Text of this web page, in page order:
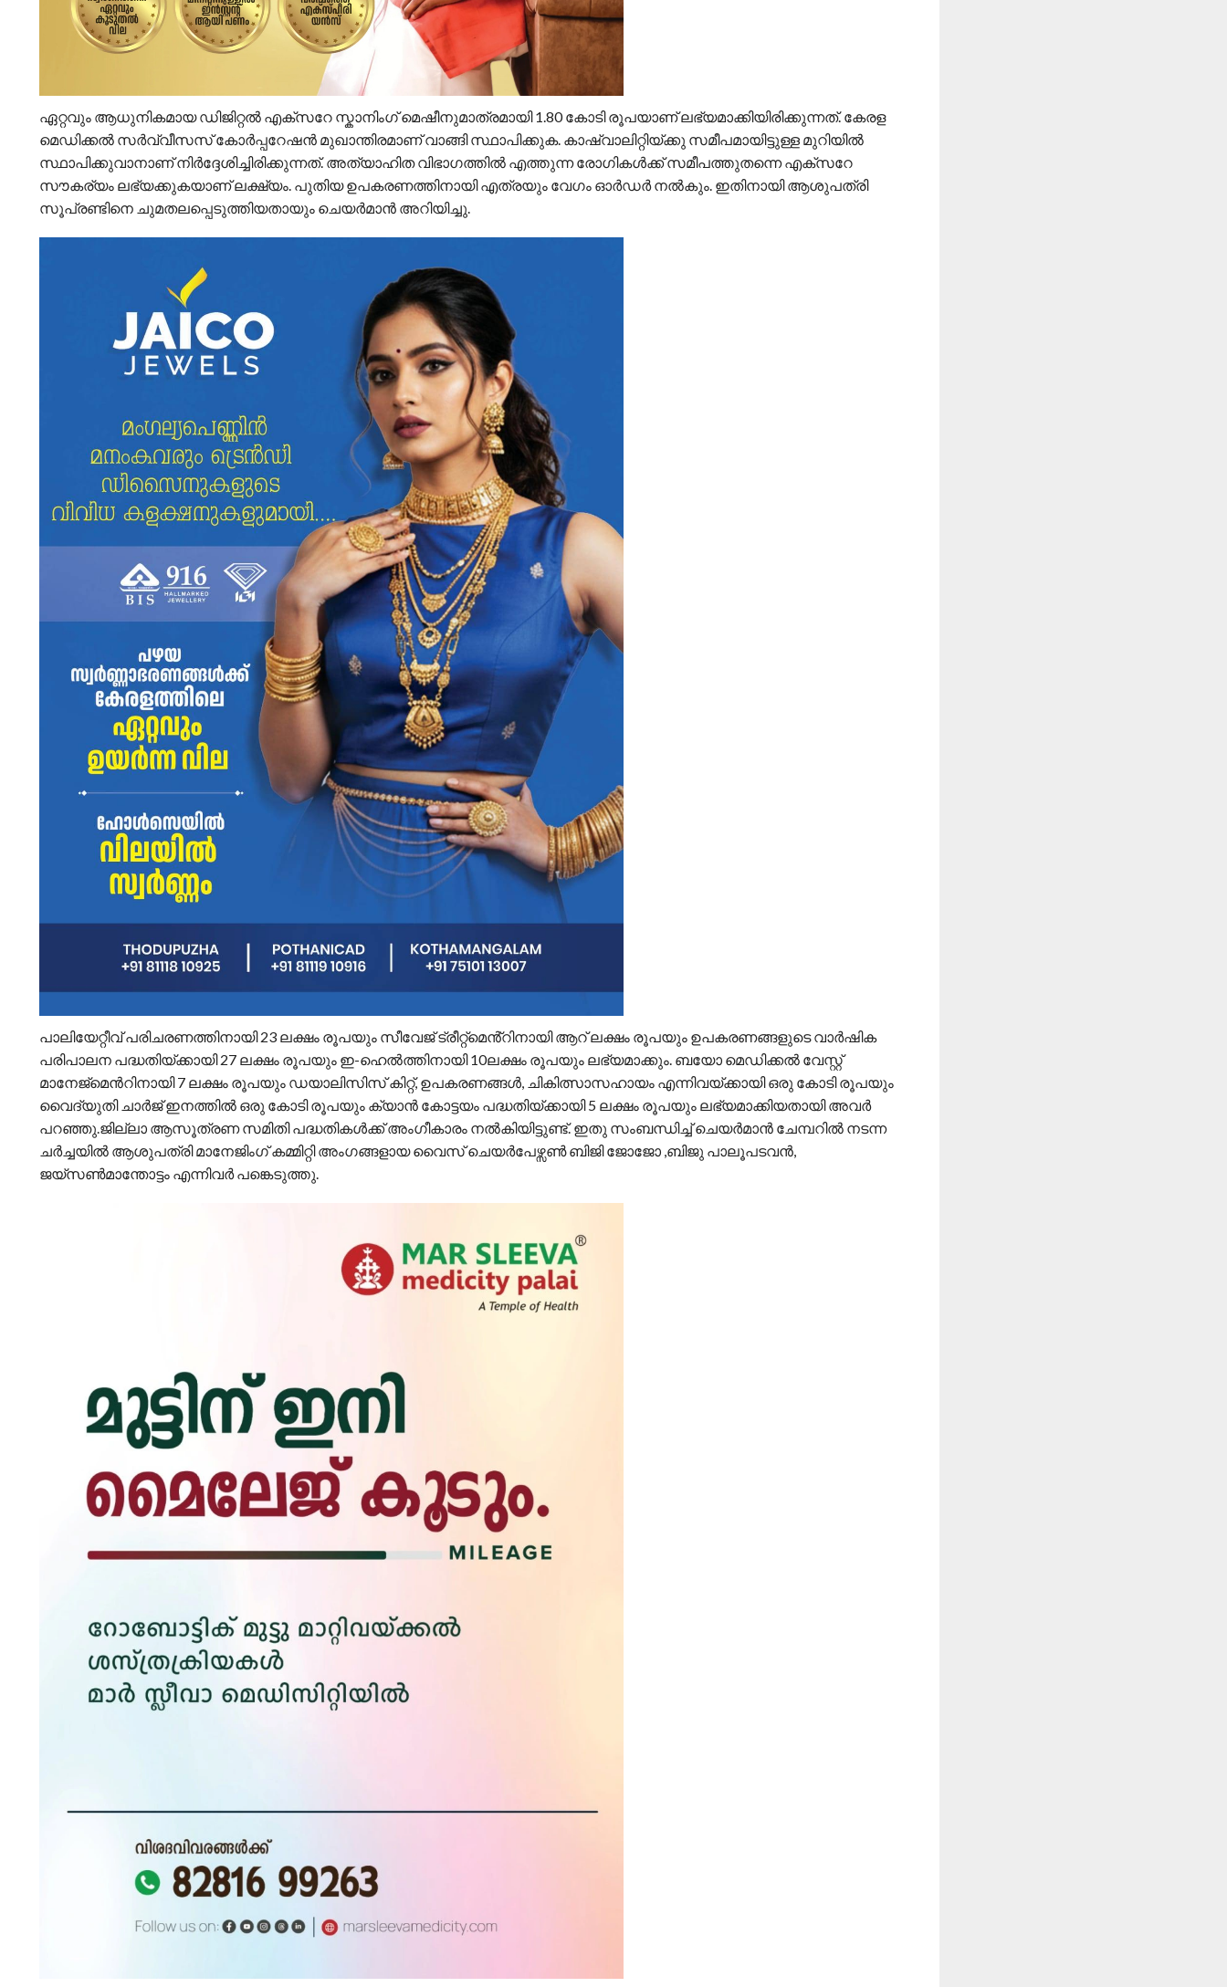
ഏറ്റവും ആധുനികമായ ഡിജിറ്റൽ എക്സറേ സ്കാനിംഗ് മെഷീനുമാത്രമായി 1.80 കോടി രൂപയാണ് ലഭ്യമാക്കിയിരിക്കുന്നത്. കേരള
മെഡിക്കൽ സർവ്വീസസ് കോർപ്പറേഷൻ മുഖാന്തിരമാണ് വാങ്ങി സ്ഥാപിക്കുക. കാഷ്വാലിറ്റിയ്ക്കു സമീപമായിട്ടുള്ള മുറിയിൽ
സ്ഥാപിക്കുവാനാണ് നിർദ്ദേശിച്ചിരിക്കുന്നത്. അത്യാഹിത വിഭാഗത്തിൽ എത്തുന്ന രോഗികൾക്ക് സമീപത്തുതന്നെ എക്സറേ
സൗകര്യം ലഭ്യക്കുകയാണ് ലക്ഷ്യം. പുതിയ ഉപകരണത്തിനായി എത്രയും വേഗം ഓർഡർ നൽകും. ഇതിനായി ആശുപത്രി
സൂപ്രണ്ടിനെ ചുമതലപ്പെടുത്തിയതായും ചെയർമാൻ അറിയിച്ചു.
പാലിയേറ്റീവ് പരിചരണത്തിനായി 23 ലക്ഷം രൂപയും സീവേജ് ട്രീറ്റ്മെൻ്റിനായി ആറ് ലക്ഷം രൂപയും ഉപകരണങ്ങളുടെ വാർഷിക
പരിപാലന പദ്ധതിയ്ക്കായി 27 ലക്ഷം രൂപയും ഇ-ഹെൽത്തിനായി 10ലക്ഷം രൂപയും ലഭ്യമാക്കും. ബയോ മെഡിക്കൽ വേസ്റ്റ്
മാനേജ്മെൻറിനായി 7 ലക്ഷം രൂപയും ഡയാലിസിസ് കിറ്റ്, ഉപകരണങ്ങൾ, ചികിത്സാസഹായം എന്നിവയ്ക്കായി ഒരു കോടി രൂപയും
വൈദ്യുതി ചാർജ് ഇനത്തിൽ ഒരു കോടി രൂപയും ക്യാൻ കോട്ടയം പദ്ധതിയ്ക്കായി 5 ലക്ഷം രൂപയും ലഭ്യമാക്കിയതായി അവർ
പറഞ്ഞു.ജില്ലാ ആസൂത്രണ സമിതി പദ്ധതികൾക്ക് അംഗീകാരം നൽകിയിട്ടുണ്ട്. ഇതു സംബന്ധിച്ച് ചെയർമാൻ ചേമ്പറിൽ നടന്ന
ചർച്ചയിൽ ആശുപത്രി മാനേജിംഗ് കമ്മിറ്റി അംഗങ്ങളായ വൈസ് ചെയർപേഴ്സൺ ബിജി ജോജോ ,ബിജു പാലൂപടവൻ,
ജയ്സൺമാന്തോട്ടം എന്നിവർ പങ്കെടുത്തു.